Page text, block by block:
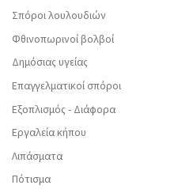
Σπόροι λουλουδιών
Φθινοπωρινοί βολβοί
Δημόσιας υγείας
Επαγγελματικοί σπόροι
Εξοπλισμός - Διάφορα
Εργαλεία κήπου
Λιπάσματα
Πότισμα